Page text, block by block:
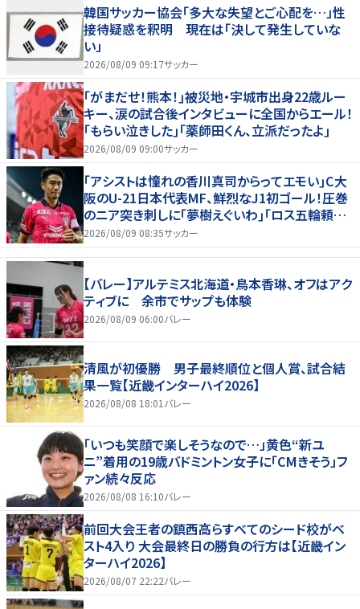
韓国サッカー協会「多大な失望とご心配を…」性
接待疑惑を釈明 現在は「決して発生していな
い」
2026/08/09 09:17サッカー
｢がまだせ！熊本！｣被災地・宇城市出身22歳ルー
キー、涙の試合後インタビューに全国からエール！
｢もらい泣きした｣｢薬師田くん、立派だったよ｣
2026/08/09 09:00サッカー
｢アシストは憧れの香川真司からってエモい｣C大
阪のU-21日本代表MF、鮮烈なJ1初ゴール！圧巻
のニア突き刺しに｢夢樹えぐいわ｣｢ロス五輪頼む
ぞ｣
2026/08/09 08:35サッカー
【バレー】アルテミス北海道・鳥本香琳、オフはアク
ティブに 余市でサップも体験
2026/08/09 06:00バレー
清風が初優勝 男子最終順位と個人賞、試合結
果一覧【近畿インターハイ2026】
2026/08/08 18:01 バレー
「いつも笑顔で楽しそうなので…」黄色“新ユ
ニ”着用の19歳バドミントン女子に「CMきそう」フ
ァン続々反応
2026/08/08 16:10バレー
前回大会王者の鎮西高らすべてのシード校がベ
スト4入り 大会最終日の勝負の行方は【近畿イン
ターハイ2026】
2026/08/07 22:22バレー